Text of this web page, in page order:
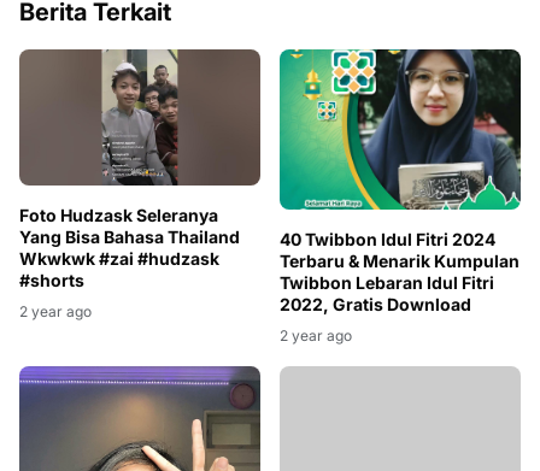
Berita Terkait
Foto Hudzask Seleranya
Yang Bisa Bahasa Thailand
Wkwkwk #zai #hudzask
#shorts
2 year ago
40 Twibbon Idul Fitri 2024
Terbaru & Menarik Kumpulan
Twibbon Lebaran Idul Fitri
2022, Gratis Download
2 year ago